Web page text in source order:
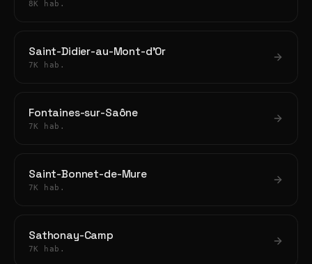
8K hab.
Saint-Didier-au-Mont-d'Or
7K hab.
Fontaines-sur-Saône
7K hab.
Saint-Bonnet-de-Mure
7K hab.
Sathonay-Camp
7K hab.